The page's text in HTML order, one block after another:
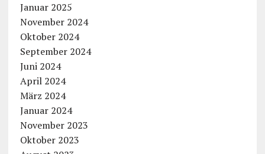
Januar 2025
November 2024
Oktober 2024
September 2024
Juni 2024
April 2024
März 2024
Januar 2024
November 2023
Oktober 2023